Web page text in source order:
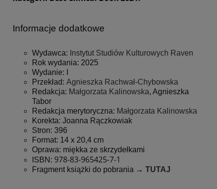
Informacje dodatkowe
Wydawca: Instytut Studiów Kulturowych Raven
Rok wydania: 2025
Wydanie: I
Przekład: Agnieszka Rachwał-Chybowska
Redakcja: Małgorzata Kalinowska, Agnieszka
Tabor
Redakcja merytoryczna: Małgorzata Kalinowska
Korekta: Joanna Rączkowiak
Stron: 396
Format: 14 x 20,4 cm
Oprawa: miękka ze skrzydełkami
ISBN: 978-83-965425-7-1
Fragment książki do pobrania → TUTAJ